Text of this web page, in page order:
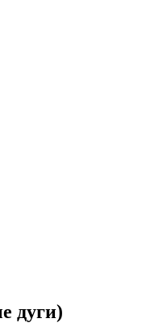
дуги)